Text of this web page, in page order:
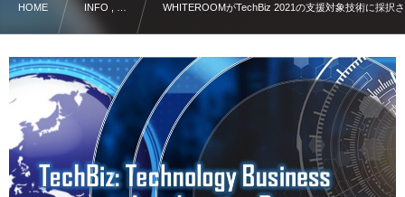
HOME INFO , … WHITEROOMがTechBiz 2021の支援対象技術に採択